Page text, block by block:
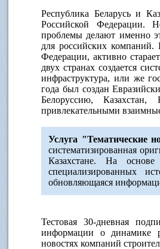
Республика Беларусь и
Российской Федерации.
проблемы делают именно
для российских
Федерации, активно
двух странах создается
инфраструктура, или же
года был создан
Белоруссию,
привлекательными
Услуга "Тематические
систематизированная
Казахстане. На
специализированных
обновляющаяся
Тестовая 30-дневная
информации о динамике
новостях компаний